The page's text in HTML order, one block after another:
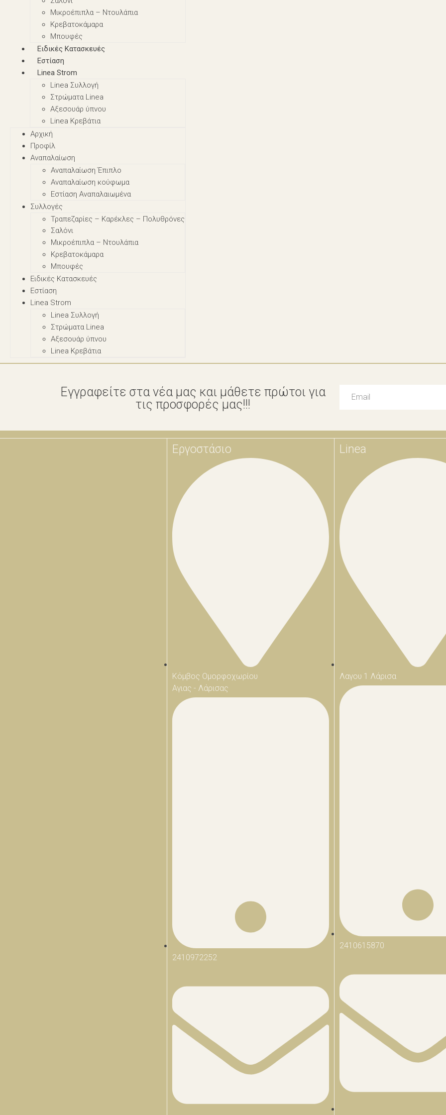
Μικροέπιπλα – Nτουλάπια
Κρεβατοκάμαρα
Μπουφές
Ειδικές Κατασκευές
Εστίαση
Linea Strom
Linea Συλλογή
Στρώματα Linea
Αξεσουάρ ύπνου
Linea Κρεβάτια
Αρχική
Προφίλ
Αναπαλαίωση
Αναπαλαίωση Έπιπλο
Αναπαλαίωση κούφωμα
Εστίαση Αναπαλαιωμένα
Συλλογές
Τραπεζαρίες – Καρέκλες – Πολυθρόνες
Σαλόνι
Μικροέπιπλα – Nτουλάπια
Κρεβατοκάμαρα
Μπουφές
Ειδικές Κατασκευές
Εστίαση
Linea Strom
Linea Συλλογή
Στρώματα Linea
Αξεσουάρ ύπνου
Linea Κρεβάτια
Εγγραφείτε στα νέα μας και μάθετε πρώτοι για
τις προσφορές μας!!!
Εργοστάσιο
Κόμβος Ομορφοχωρίου
Αγιας - Λάρισας
2410972252
Linea
Λαγου 1 Λάρισα
2410615870